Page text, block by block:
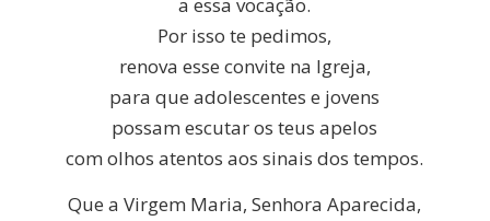
Por isso te pedimos,
renova esse convite na Igreja,
para que adolescentes e jovens
possam escutar os teus apelos
com olhos atentos aos sinais dos tempos.
Que a Virgem Maria, Senhora Aparecida,